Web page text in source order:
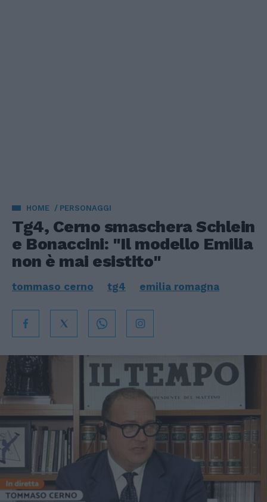
HOME PERSONAGGI
Tg4, Cerno smaschera Schlein
e Bonaccini: "Il modello Emilia
non è mai esistito"
tommaso cerno tg4 emilia romagna